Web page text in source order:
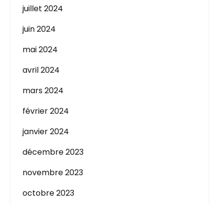
juillet 2024
juin 2024
mai 2024
avril 2024
mars 2024
février 2024
janvier 2024
décembre 2023
novembre 2023
octobre 2023